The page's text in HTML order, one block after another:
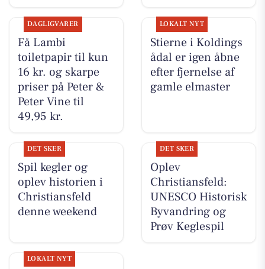
DAGLIGVARER
Få Lambi
toiletpapir til kun
16 kr. og skarpe
priser på Peter &
Peter Vine til
49,95 kr.
LOKALT NYT
Stierne i Koldings
ådal er igen åbne
efter fjernelse af
gamle elmaster
DET SKER
Spil kegler og
oplev historien i
Christiansfeld
denne weekend
DET SKER
Oplev
Christiansfeld:
UNESCO Historisk
Byvandring og
Prøv Keglespil
LOKALT NYT